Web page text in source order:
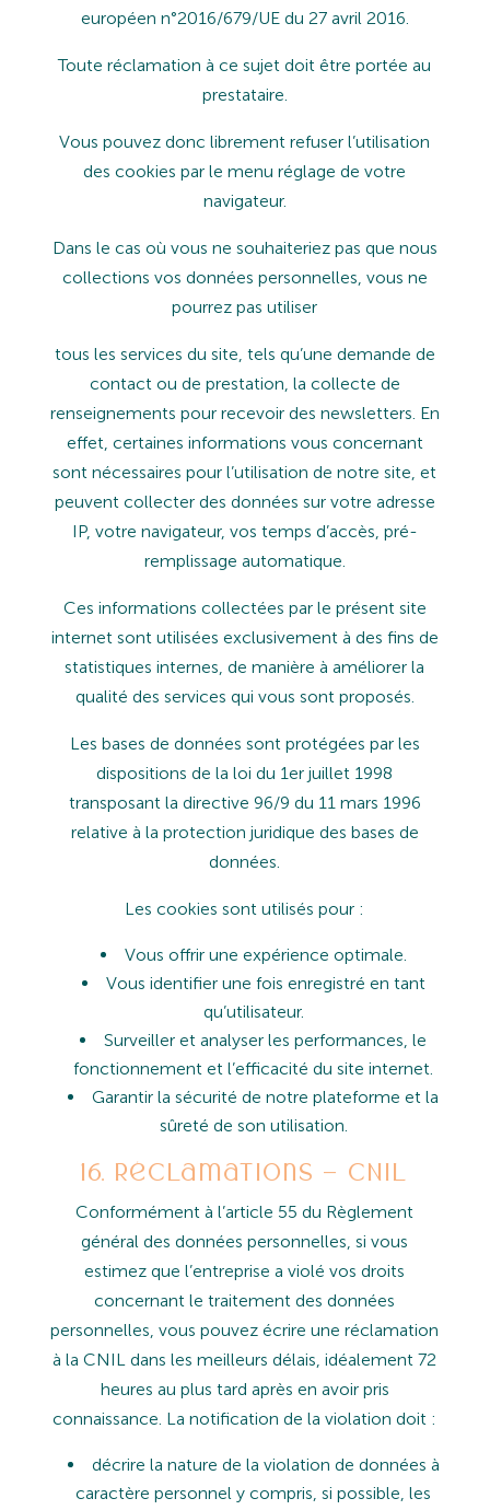
européen n°2016/679/UE du 27 avril 2016.
Toute réclamation à ce sujet doit être portée au
prestataire.
Vous pouvez donc librement refuser l’utilisation
des cookies par le menu réglage de votre
navigateur.
Dans le cas où vous ne souhaiteriez pas que nous
collections vos données personnelles, vous ne
pourrez pas utiliser
tous les services du site, tels qu’une demande de
contact ou de prestation, la collecte de
renseignements pour recevoir des newsletters. En
effet, certaines informations vous concernant
sont nécessaires pour l’utilisation de notre site, et
peuvent collecter des données sur votre adresse
IP, votre navigateur, vos temps d’accès, pré-
remplissage automatique.
Ces informations collectées par le présent site
internet sont utilisées exclusivement à des fins de
statistiques internes, de manière à améliorer la
qualité des services qui vous sont proposés.
Les bases de données sont protégées par les
dispositions de la loi du 1er juillet 1998
transposant la directive 96/9 du 11 mars 1996
relative à la protection juridique des bases de
données.
Les cookies sont utilisés pour :
Vous offrir une expérience optimale.
Vous identifier une fois enregistré en tant
qu’utilisateur.
Surveiller et analyser les performances, le
fonctionnement et l’efficacité du site internet.
Garantir la sécurité de notre plateforme et la
sûreté de son utilisation.
16. Réclamations – CNIL
Conformément à l’article 55 du Règlement
général des données personnelles, si vous
estimez que l’entreprise a violé vos droits
concernant le traitement des données
personnelles, vous pouvez écrire une réclamation
à la CNIL dans les meilleurs délais, idéalement 72
heures au plus tard après en avoir pris
connaissance. La notification de la violation doit :
décrire la nature de la violation de données à
caractère personnel y compris, si possible, les